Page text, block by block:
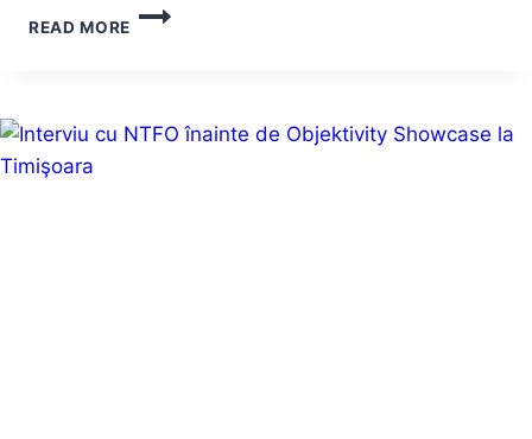
READ MORE
LAURENCE
ŞI